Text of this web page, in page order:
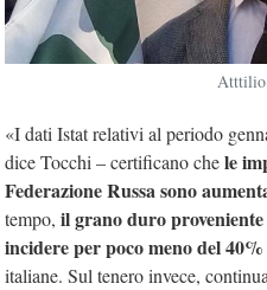
Atttilio
«I dati Istat relativi al periodo
dice Tocchi – certificano chele
Federazione Russa sono
tempo, il grano duro
incidere per poco meno del
italiane. Sul tenero invece,